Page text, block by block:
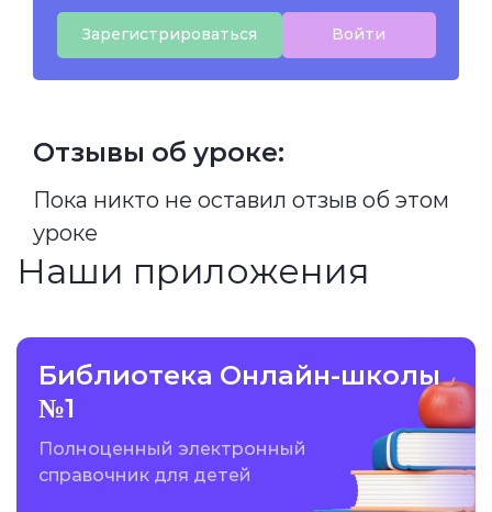
Зарегистрироваться Войти
Отзывы об уроке:
Пока никто не оставил отзыв об этом
уроке
Наши приложения
Библиотека Онлайн-школы
№1
Полноценный электронный
справочник для детей